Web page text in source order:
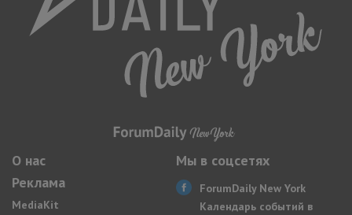
О нас
Реклама
MediaKit
Мы в соцсетях
ForumDaily New York
Календарь событий в